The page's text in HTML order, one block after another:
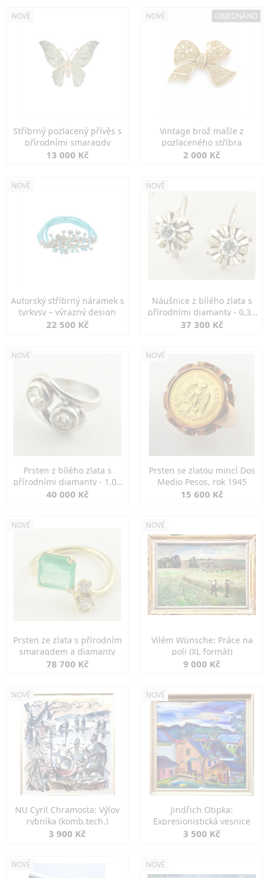
NOVÉ
Stříbrný pozlacený přívěs s
přírodními smaragdy
13 000 Kč
NOVÉ OBJEDNÁNO
Vintage brož mašle z
pozlaceného stříbra
2 000 Kč
NOVÉ
Autorský stříbrný náramek s
tyrkysy – výrazný design
22 500 Kč
NOVÉ
Náušnice z bílého zlata s
přírodními diamanty - 0,30
ct
37 300 Kč
NOVÉ
Prsten z bílého zlata s
přírodními diamanty - 1,00
ct
40 000 Kč
NOVÉ
Prsten se zlatou mincí Dos
Medio Pesos, rok 1945
15 600 Kč
NOVÉ
Prsten ze zlata s přírodním
smaragdem a diamanty
78 700 Kč
NOVÉ
Vilém Wünsche: Práce na
poli (XL formát)
9 000 Kč
NOVÉ
NU Cyril Chramosta: Výlov
rybníka (komb.tech.)
3 900 Kč
NOVÉ
Jindřich Otipka:
Expresionistická vesnice
3 500 Kč
NOVÉ NOVÉ